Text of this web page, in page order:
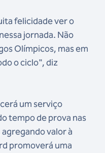
felicidade ver o
jornada. Não
Olímpicos, mas em
o ciclo", diz
um serviço
tempo de prova nas
valor à
promoverá uma